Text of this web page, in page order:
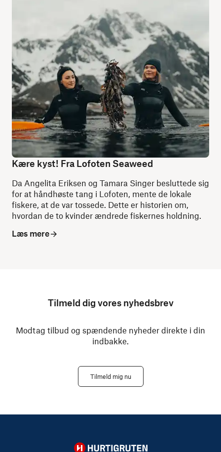
Kære kyst! Fra Lofoten Seaweed
Da Angelita Eriksen og Tamara Singer besluttede sig
for at håndhøste tang i Lofoten, mente de lokale
fiskere, at de var tossede. Dette er historien om,
hvordan de to kvinder ændrede fiskernes holdning.
Læs mere
Tilmeld dig vores nyhedsbrev
Modtag tilbud og spændende nyheder direkte i din
indbakke.
Tilmeld mig nu
Hurtigruten